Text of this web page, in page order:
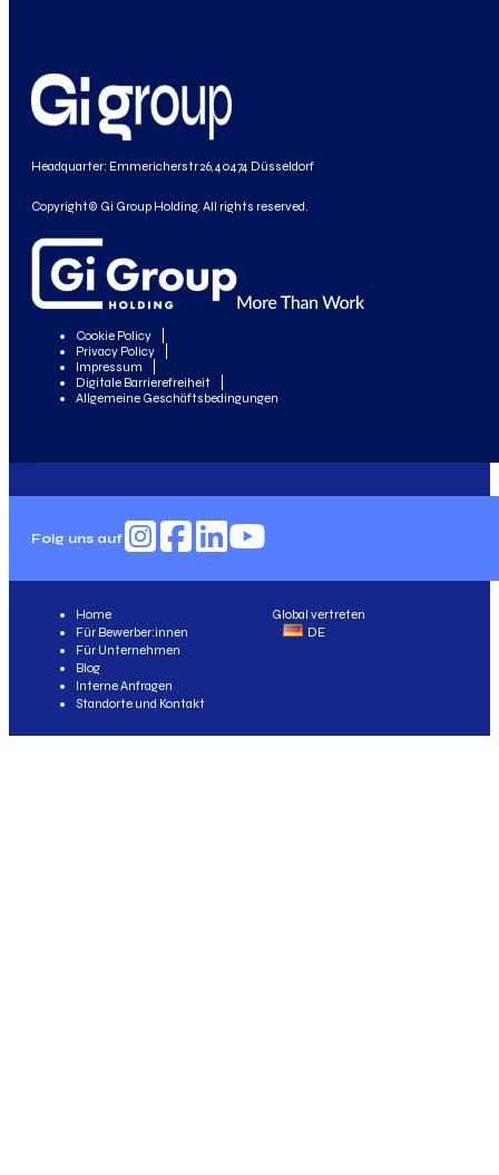
Headquarter: Emmericherstr 26, 40474 Düsseldorf
Copyright© Gi Group Holding. All rights reserved.
Cookie Policy
Privacy Policy
Impressum
Digitale Barrierefreiheit
Allgemeine Geschäftsbedingungen
Folg uns auf
Global vertreten
DE
Home
Für Bewerber:innen
Für Unternehmen
Blog
Interne Anfragen
Standorte und Kontakt